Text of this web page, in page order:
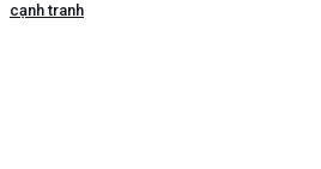
cạnh tranh